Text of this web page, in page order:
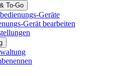
To-Go
Geräte
Gerät bearbeiten